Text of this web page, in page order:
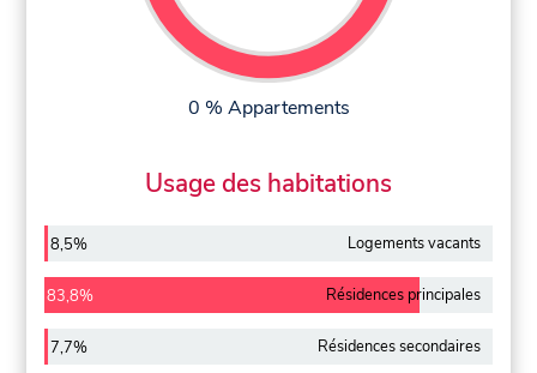
0 % Appartements
Usage des habitations
8,5% Logements vacants
83,8% Résidences principales
7,7% Résidences secondaires